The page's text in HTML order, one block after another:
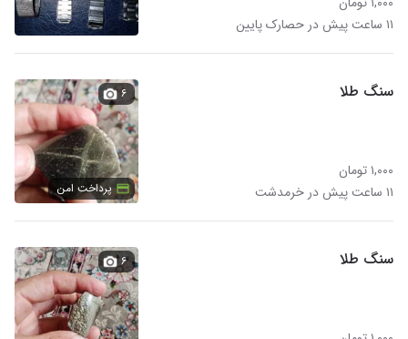
۱۱ ساعت پیش در حصارک پایین
سنگ طلا
۱,۰۰۰ تومان
۱۱ ساعت پیش در خرمدشت
۶
پرداخت امن
سنگ طلا ۶